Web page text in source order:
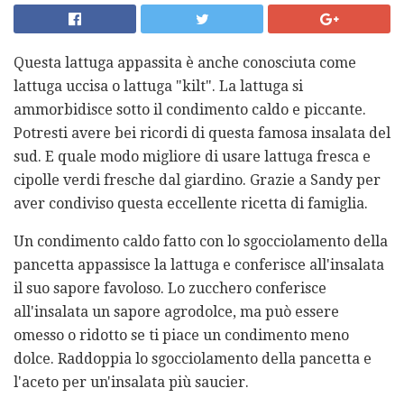
Questa lattuga appassita è anche conosciuta come
lattuga uccisa o lattuga "kilt". La lattuga si
ammorbidisce sotto il condimento caldo e piccante.
Potresti avere bei ricordi di questa famosa insalata del
sud. E quale modo migliore di usare lattuga fresca e
cipolle verdi fresche dal giardino. Grazie a Sandy per
aver condiviso questa eccellente ricetta di famiglia.
Un condimento caldo fatto con lo sgocciolamento della
pancetta appassisce la lattuga e conferisce all'insalata
il suo sapore favoloso. Lo zucchero conferisce
all'insalata un sapore agrodolce, ma può essere
omesso o ridotto se ti piace un condimento meno
dolce. Raddoppia lo sgocciolamento della pancetta e
l'aceto per un'insalata più saucier.